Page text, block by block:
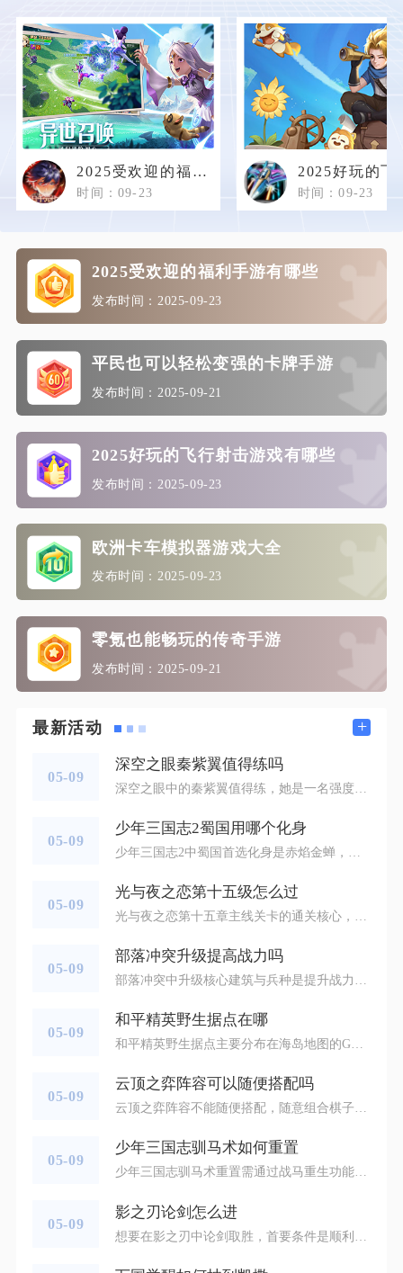
2025受欢迎的福利手游有哪些
时间：09-23 时间：09-23
2025受欢迎的福利手游有哪些
发布时间：2025-09-23
平民也可以轻松变强的卡牌手游
发布时间：2025-09-21
2025好玩的飞行射击游戏有哪些
发布时间：2025-09-23
欧洲卡车模拟器游戏大全
发布时间：2025-09-23
零氪也能畅玩的传奇手游
发布时间：2025-09-21
最新活动 +
05-09
深空之眼秦紫翼值得练吗
05-09
少年三国志2蜀国用哪个化身
05-09
光与夜之恋第十五级怎么过
05-09
部落冲突升级提高战力吗
部落冲突中升级核心建筑与兵种是提升战力的核心路径，合理规划升级顺序与资源分配，能让战力实现阶梯式增长，而非单纯数值叠加。战力提升本质是防御体系、进攻能力与资源运营的综合强化，升级行为需围绕“攻防均衡”原则展开，避免单一维度投入导致战力虚高。兵种升级是战力提升的直接载体，需优先聚焦核心兵种的等级突破。针对大本营对应等级解锁的强势兵种，如大本营13级后的超级部队、14级后的攻城机器，需同步推进等级提升，同时配套升级对应的法术与英雄技能。例如，野蛮人之王与弓箭女皇的等级需与兵种等级
05-09
和平精英野生据点在哪
和平精英野生据点主要分布在海岛地图的G镇东侧双排水沟、洋房西南旷地、S城与靶场间山脚，沙漠地图伊波城和青铜城中间农场旁、砖厂附近，雨林地图一号营地、洞穴周边，雪地地图渔村、冰堡外围区域，这些点位每局随机刷新，是物资丰厚且竞争较少的隐藏资源点。海岛地图的野生据点以独立的小型营地为主，G镇东侧双排水沟的据点藏在两条平行沟渠之间的空地，周边有稀疏树木遮挡，建筑以单层铁皮房和帐篷为主，洋房西南旷地的据点处于开阔草地，无高大掩体，S城与靶场间山脚的据点则依托山地地形，半隐于坡地之下，三
05-09
云顶之弈阵容可以随便搭配吗
云顶之弈阵容不能随便搭配，随意组合棋子强度低、容错差，很难吃鸡；强势阵容必须围绕羁绊联动、核心C位、装备适配、运营节奏与克制关系五大维度系统搭建。羁绊是阵容的核心灵魂，绝非棋子的简单堆砌。每个羁绊都有明确的属性加成或特殊机制，如重装战士提供高额护盾、法师强化技能伤害、刺客提升爆发与收割能力。随便凑棋子会导致羁绊零散、加成微弱，甚至出现“伪羁绊”的无效组合。实战中，合理的阵容通常以1-2个核心羁绊为骨架（如4重装+3法官），搭配2-3个辅助羁绊补强度，兼顾前排坦度、后排输出与控
05-09
少年三国志驯马术如何重置
少年三国志驯马术重置需通过战马重生功能实现，战马重生后，驯马术进度会完全清空，同时返还培养消耗的所有战马喜好品，好感度可重新分配，战马自身星级保持不变。战马重生功能位于游戏的回收系统内，进入回收界面后找到战马回收页签，选择需要重置驯马术的战马即可操作。该功能对所有1级及以上的战马开放，重置操作无额外道具消耗，也不会对战马的基础品质、星级与专属技能造成影响，仅清除驯马术相关的培养进度。战马重生后，此前消耗好感度解锁的全体属性加成、驯马术突破等级都会归零，玩家可重新规划好感度分配
05-09
影之刃论剑怎么进